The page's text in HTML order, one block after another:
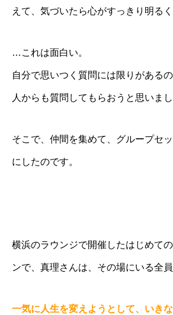
えて、気づいたら心がすっきり明るく
…これは面白い。
自分で思いつく質問には限りがある
人からも質問してもらおうと思いまし
そこで、仲間を集めて、グループセ
にしたのです。
横浜のラウンジで開催したはじめて
ンで、真理さんは、その場にいる全員
一気に人生を変えようとして、いき